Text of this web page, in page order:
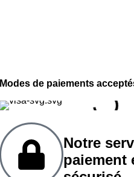
Modes de paiements
Notre
paiement